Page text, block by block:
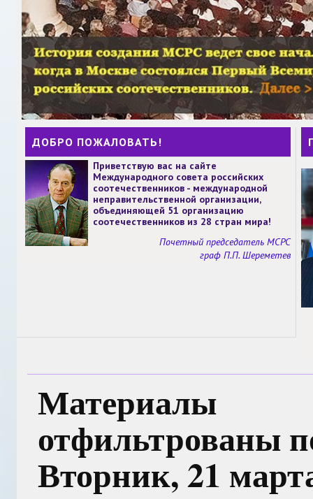
ДОБРО ПОЖАЛОВАТЬ!
Приветствую вас на сайте
Международного совета российских
соотечественников - международной
неправительственной организации,
объединяющей 51 организацию
соотечественников из 28 стран мира!
Почетный председатель МСРС
граф П.П. Шереметев
Материалы
отфильтрованы
Вторник, 21